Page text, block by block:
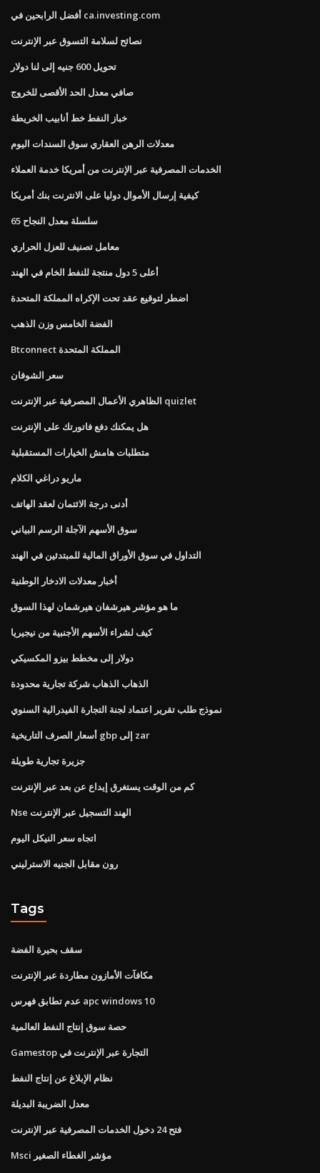
أفضل الرابحين في ca.investing.com
نصائح لسلامة التسوق عبر الإنترنت
تحويل 600 جنيه إلى لنا دولار
صافي معدل الحد الأقصى للخروج
خباز النفط خط أنابيب الخريطة
معدلات الرهن العقاري سوق السندات اليوم
الخدمات المصرفية عبر الإنترنت من أمريكا خدمة العملاء
كيفية إرسال الأموال دوليا على الانترنت بنك أمريكا
سلسلة معدل النجاح 65
معامل تصنيف للعزل الحراري
أعلى 5 دول منتجة للنفط الخام في الهند
اضطر لتوقيع عقد تحت الإكراه المملكة المتحدة
الفضة الخامس وزن الذهب
Btconnect المملكة المتحدة
سعر الشوفان
الظاهري الأعمال المصرفية عبر الإنترنت quizlet
هل يمكنك دفع فاتورتك على الإنترنت
متطلبات هامش الخيارات المستقبلية
ماريو دراغي الكلام
أدنى درجة الائتمان لعقد الهاتف
سوق الأسهم الآجلة الرسم البياني
التداول في سوق الأوراق المالية للمبتدئين في الهند
أخبار معدلات الادخار الوطنية
ما هو مؤشر هيرشفان هيرشمان لهذا السوق
كيف لشراء الأسهم الأجنبية من نيجيريا
دولار إلى مخطط بيزو المكسيكي
الذهاب الذهاب شركة تجارية محدودة
نموذج طلب تقرير اعتماد لجنة التجارة الفيدرالية السنوي
أسعار الصرف التاريخية gbp إلى zar
جزيرة تجارية طويلة
كم من الوقت يستغرق إيداع عن بعد عبر الإنترنت
Nse الهند التسجيل عبر الإنترنت
اتجاه سعر النيكل اليوم
رون مقابل الجنيه الاسترليني
Tags
سقف بحيرة الفضة
مكافآت الأمازون مطاردة عبر الإنترنت
عدم تطابق فهرس apc windows 10
حصة سوق إنتاج النفط العالمية
Gamestop التجارة عبر الإنترنت في
نظام الإبلاغ عن إنتاج النفط
معدل الضريبة البديلة
فتح 24 دخول الخدمات المصرفية عبر الإنترنت
Msci مؤشر الغطاء الصغير